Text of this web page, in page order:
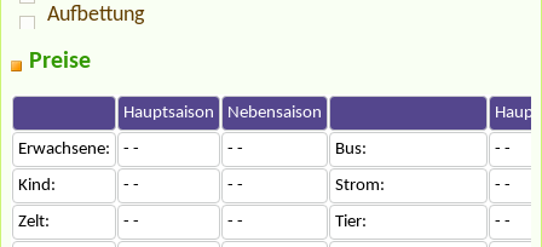
Aufbettung
Preise
Hauptsaison Nebensaison
Erwachsene:
- - - - Bus:
- -
Kind:
- - - - Strom:
- -
Zelt:
- - - - Tier:
- -